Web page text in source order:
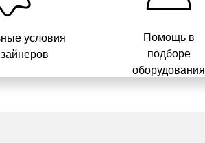
условия
Помощь в
подборе
оборудования